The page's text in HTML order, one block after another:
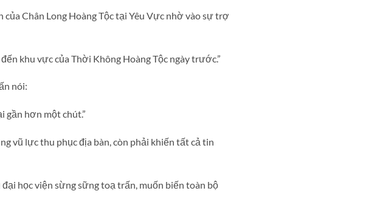
Chân Long Hoàng Tộc tại Yêu Vực nhờ vào sự trợ
khu vực của Thời Không Hoàng Tộc ngày trước.”
nói:
gần hơn một chút.”
vũ lực thu phục địa bàn, còn phải khiến tất cả tin
học viện sừng sững toạ trấn, muốn biến toàn bộ